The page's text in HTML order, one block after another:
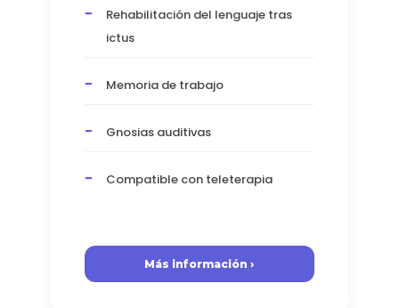
Rehabilitación del lenguaje tras
ictus
Memoria de trabajo
Gnosias auditivas
Compatible con teleterapia
Más información ›